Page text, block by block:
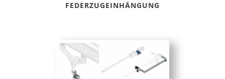
FEDERZUGEINHÄNGUNG